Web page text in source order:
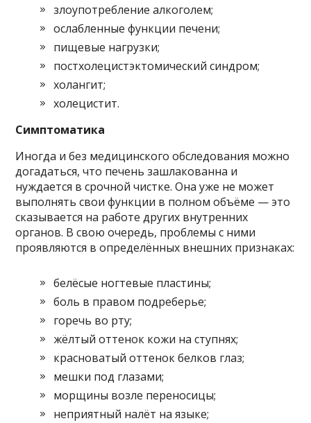
злоупотребление алкоголем;
ослабленные функции печени;
пищевые нагрузки;
постхолецистэктомический синдром;
холангит;
холецистит.
Симптоматика
Иногда и без медицинского обследования можно
догадаться, что печень зашлакованна и
нуждается в срочной чистке. Она уже не может
выполнять свои функции в полном объёме — это
сказывается на работе других внутренних
органов. В свою очередь, проблемы с ними
проявляются в определённых внешних признаках:
белёсые ногтевые пластины;
боль в правом подреберье;
горечь во рту;
жёлтый оттенок кожи на ступнях;
красноватый оттенок белков глаз;
мешки под глазами;
морщины возле переносицы;
неприятный налёт на языке;